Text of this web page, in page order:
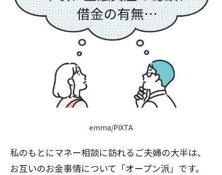
emma/PIXTA
私のもとにマネー相談に訪れるご夫婦の大半は、
お互いのお金事情について「オープン派」です。